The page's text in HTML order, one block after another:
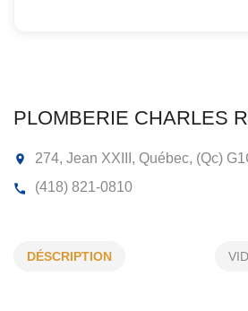
PLOMBERIE
DÉSCRIPTION